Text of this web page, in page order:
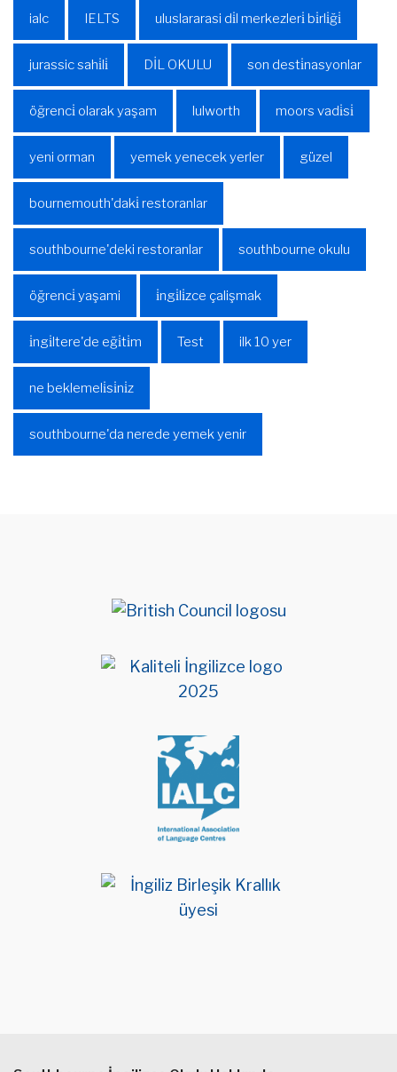
ialc IELTS uluslararasi di̇l merkezleri̇ bi̇rli̇ği̇
jurassic sahi̇li̇ DİL OKULU son desti̇nasyonlar
öğrenci̇ olarak yaşam lulworth moors vadi̇si̇
yeni orman yemek yenecek yerler güzel
bournemouth'daki̇ restoranlar
southbourne'deki restoranlar southbourne okulu
öğrenci̇ yaşami i̇ngi̇li̇zce çalişmak
i̇ngi̇ltere'de eği̇ti̇m Test ilk 10 yer
ne beklemeli̇si̇ni̇z
southbourne'da nerede yemek yenir